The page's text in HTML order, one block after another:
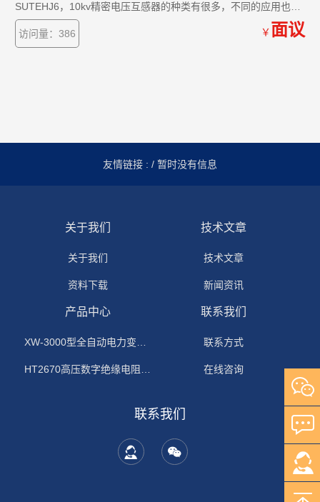
SUTEHJ6，10kv精密电压互感器的种类有很多，不同的应用也会
有细微的差别，本公司为您提供*的解决方案。
访问量：386
￥ 面议
友情链接 : / 暂时没有信息
关于我们
关于我们
资料下载
技术文章
技术文章
新闻资讯
产品中心 联系我们
联系方式
在线咨询
联系我们